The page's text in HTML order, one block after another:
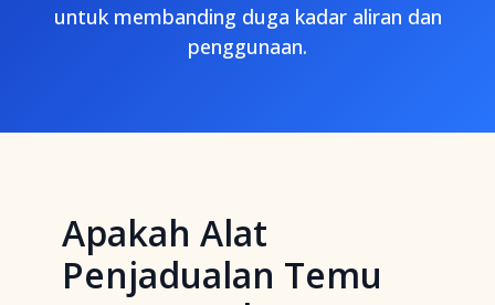
untuk membanding duga kadar aliran dan
penggunaan.
Apakah Alat
Penjadualan Temu